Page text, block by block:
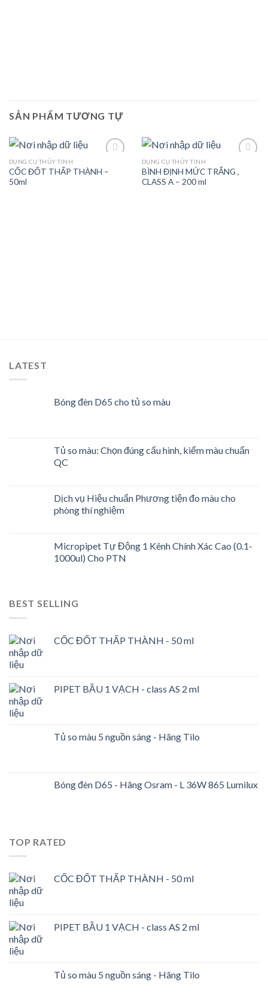
SẢN PHẨM TƯƠNG TỰ
DỤNG CỤ THỦY TINH
CỐC ĐỐT THẤP THÀNH –
50ml
DỤNG CỤ THỦY TINH
BÌNH ĐỊNH MỨC TRẮNG ,
CLASS A – 200 ml
LATEST
Bóng đèn D65 cho tủ so màu
Tủ so màu: Chọn đúng cấu hình, kiểm màu chuẩn
QC
Dịch vụ Hiệu chuẩn Phương tiện đo màu cho
phòng thí nghiệm
Micropipet Tự Động 1 Kênh Chính Xác Cao (0.1-
1000ul) Cho PTN
BEST SELLING
CỐC ĐỐT THẤP THÀNH - 50 ml
PIPET BẦU 1 VẠCH - class AS 2 ml
Tủ so màu 5 nguồn sáng - Hãng Tilo
Bóng đèn D65 - Hãng Osram - L 36W 865 Lumilux
TOP RATED
CỐC ĐỐT THẤP THÀNH - 50 ml
PIPET BẦU 1 VẠCH - class AS 2 ml
Tủ so màu 5 nguồn sáng - Hãng Tilo